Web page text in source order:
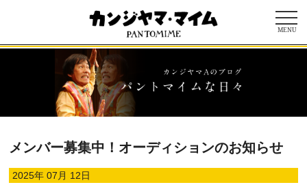
MENU
メンバー募集中！オーディションのお知らせ
2025年 07月 12日